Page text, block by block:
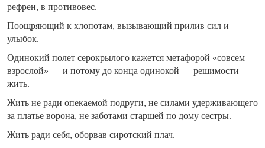
рефрен, в противовес.
Поощряющий к хлопотам, вызывающий прилив сил и
улыбок.
Одинокий полет серокрылого кажется метафорой «совсем
взрослой» — и потому до конца одинокой — решимости
жить.
Жить не ради опекаемой подруги, не силами удерживающего
за платье ворона, не заботами старшей по дому сестры.
Жить ради себя, оборвав сиротский плач.